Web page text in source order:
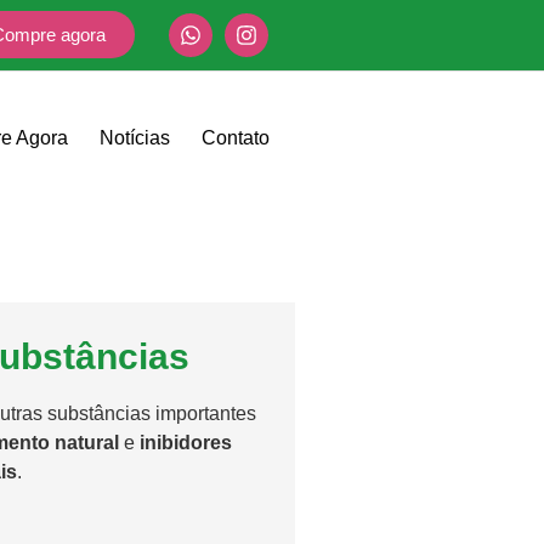
agora
Agora Notícias Contato
substâncias importantes
natural e inibidores
.